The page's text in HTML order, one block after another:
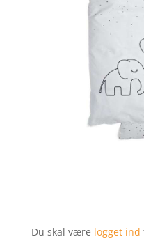
Du skal være logget ind